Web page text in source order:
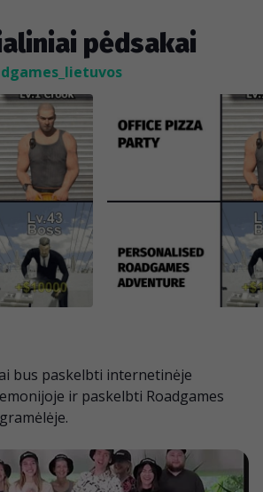
pėdsakai
bus paskelbti internetinėje
ir paskelbti Roadgames